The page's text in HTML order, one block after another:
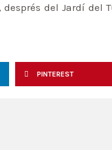
del Jardí del
PINTEREST